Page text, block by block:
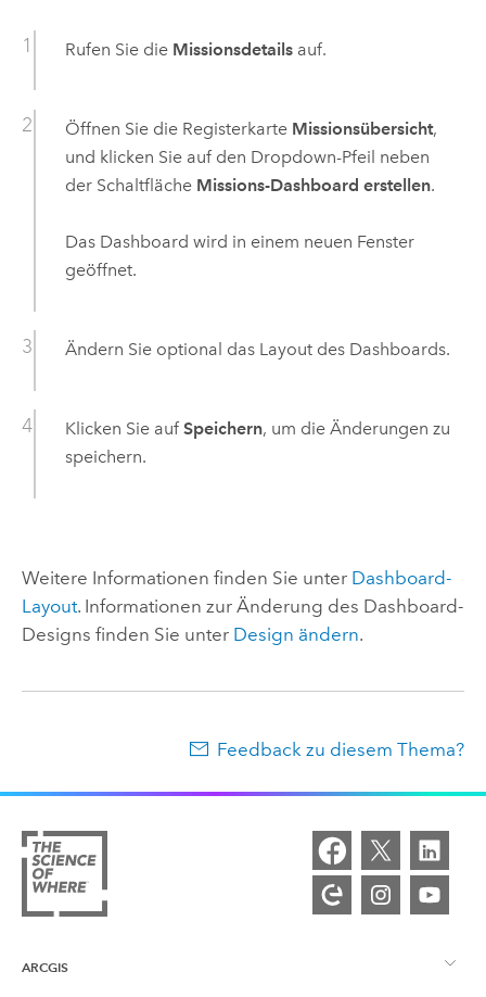
Rufen Sie die Missionsdetailsauf.
Öffnen Sie die Registerkarte Missionsübersicht,
und klicken Sie auf den Dropdown-Pfeil neben
der Schaltfläche Missions-Dashboard erstellen.
Das Dashboard wird in einem neuen Fenster
geöffnet.
Ändern Sie optional das Layout des Dashboards.
Klicken Sie auf Speichern, um die Änderungen zu
speichern.
Weitere Informationen finden Sie unter Dashboard-
Layout. Informationen zur Änderung des Dashboard-
Designs finden Sie unter Design ändern.
Feedback zu diesem Thema?
ARCGIS